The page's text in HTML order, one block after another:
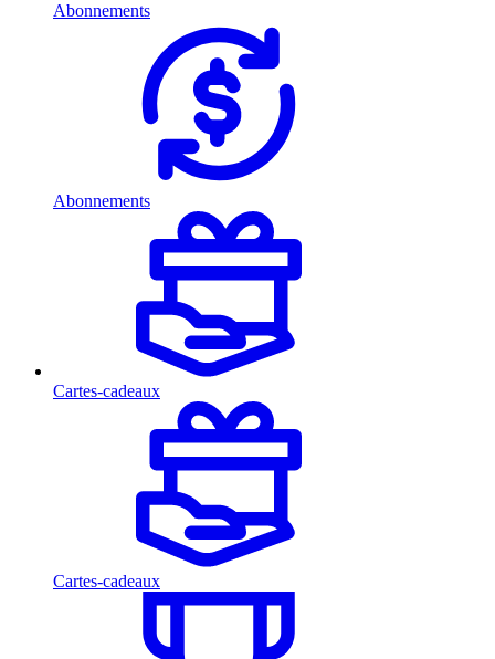
Abonnements
Abonnements
Cartes-cadeaux
Cartes-cadeaux